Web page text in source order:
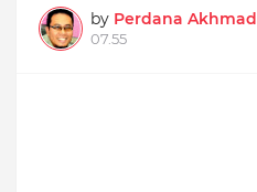
by Perdana
07.55